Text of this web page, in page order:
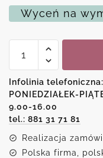
Wyceń na
Plakat
-
kot
i
śniadanie
Infolinia telefoniczna:
PONIEDZIAŁEK-
9.00-16.00
tel.: 881 31 71 81
Realizacja
Polska firma,